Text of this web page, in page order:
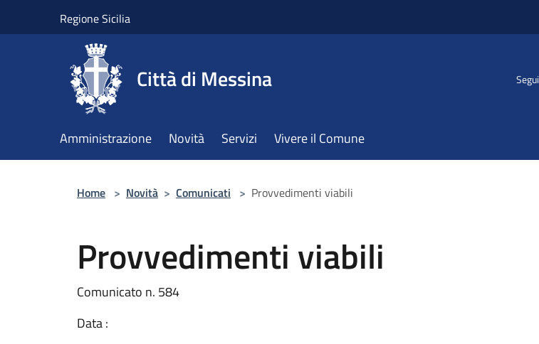
Regione Sicilia
Città di Messina
Amministrazione Novità Servizi Vivere il Comune
Home > Novità > Comunicati > Provvedimenti viabili
Provvedimenti viabili
Comunicato n. 584
Data :